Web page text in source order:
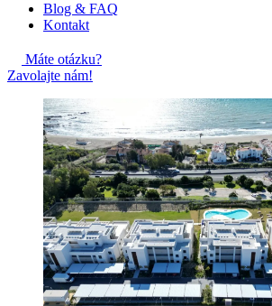
Blog & FAQ
Kontakt
Máte otázku?
Zavolajte nám!